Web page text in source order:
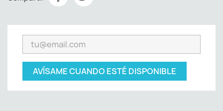
AVÍSAME CUANDO ESTÉ DISPONIBLE